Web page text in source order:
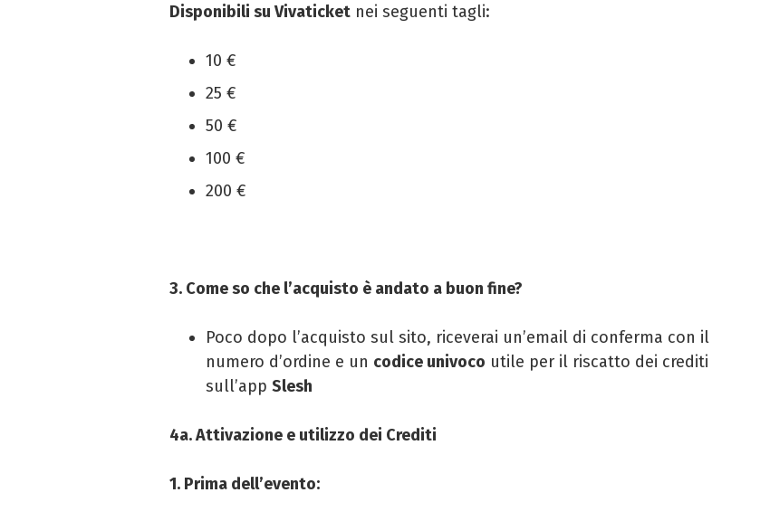
Disponibili su Vivaticket nei seguenti tagli:
10 €
25 €
50 €
100 €
200 €
3. Come so che l’acquisto è andato a buon fine?
Poco dopo l’acquisto sul sito, riceverai un’email di conferma con il
numero d’ordine e un codice univoco utile per il riscatto dei crediti
sull’app Slesh
4a. Attivazione e utilizzo dei Crediti
1. Prima dell’evento: